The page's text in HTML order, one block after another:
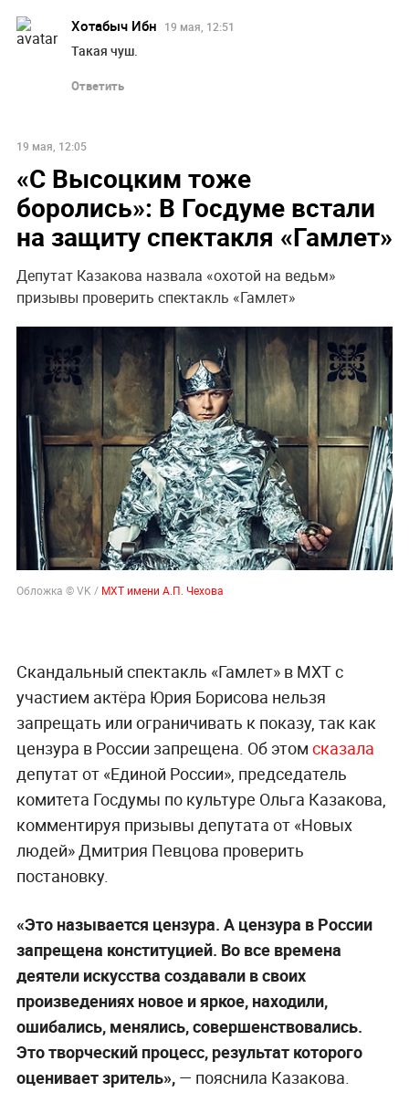
Хотабыч Ибн 19 мая, 12:51
Такая чуш.
Ответить
19 мая, 12:05
«С Высоцким тоже
боролись»: В Госдуме встали
на защиту спектакля «Гамлет»
Депутат Казакова назвала «охотой на ведьм»
призывы проверить спектакль «Гамлет»
Обложка © VK / МХТ имени А.П. Чехова
Скандальный спектакль «Гамлет» в МХТ с
участием актёра Юрия Борисова нельзя
запрещать или ограничивать к показу, так как
цензура в России запрещена. Об этом сказала
депутат от «Единой России», председатель
комитета Госдумы по культуре Ольга Казакова,
комментируя призывы депутата от «Новых
людей» Дмитрия Певцова проверить
постановку.
«Это называется цензура. А цензура в России
запрещена конституцией. Во все времена
деятели искусства создавали в своих
произведениях новое и яркое, находили,
ошибались, менялись, совершенствовались.
Это творческий процесс, результат которого
оценивает зритель»,— пояснила Казакова.